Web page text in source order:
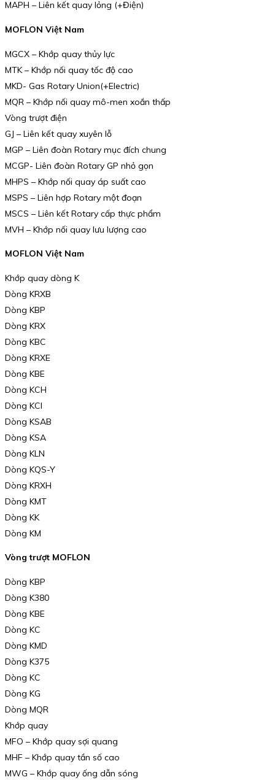
MAPH – Liên kết quay lỏng (+Điện)
MOFLON Việt Nam
MGCX – Khớp quay thủy lực
MTK – Khớp nối quay tốc độ cao
MKD- Gas Rotary Union(+Electric)
MQR – Khớp nối quay mô-men xoắn thấp
Vòng trượt điện
GJ – Liên kết quay xuyên lỗ
MGP – Liên đoàn Rotary mục đích chung
MCGP- Liên đoàn Rotary GP nhỏ gọn
MHPS – Khớp nối quay áp suất cao
MSPS – Liên hợp Rotary một đoạn
MSCS – Liên kết Rotary cấp thực phẩm
MVH – Khớp nối quay lưu lượng cao
MOFLON Việt Nam
Khớp quay dòng K
Dòng KRXB
Dòng KBP
Dòng KRX
Dòng KBC
Dòng KRXE
Dòng KBE
Dòng KCH
Dòng KCI
Dòng KSAB
Dòng KSA
Dòng KLN
Dòng KQS-Y
Dòng KRXH
Dòng KMT
Dòng KK
Dòng KM
Vòng trượt MOFLON
Dòng KBP
Dòng K380
Dòng KBE
Dòng KC
Dòng KMD
Dòng K375
Dòng KC
Dòng KG
Dòng MQR
Khớp quay
MFO – Khớp quay sợi quang
MHF – Khớp quay tần số cao
MWG – Khớp quay ống dẫn sóng